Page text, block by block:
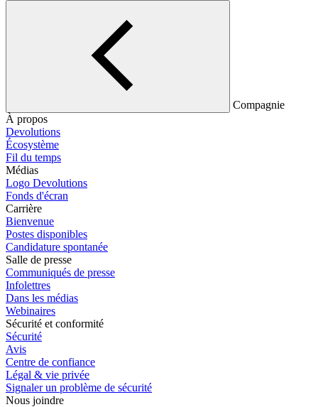
Compagnie
À propos
Devolutions
Écosystème
Fil du temps
Médias
Logo Devolutions
Fonds d'écran
Carrière
Bienvenue
Postes disponibles
Candidature spontanée
Salle de presse
Communiqués de presse
Infolettres
Dans les médias
Webinaires
Sécurité et conformité
Sécurité
Avis
Centre de confiance
Légal & vie privée
Signaler un problème de sécurité
Nous joindre